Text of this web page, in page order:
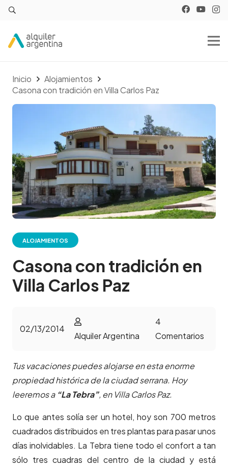
Inicio
Alojamientos
Casona con tradición en Villa Carlos Paz
ALOJAMIENTOS
Casona con tradición en
Villa Carlos Paz
02/13/2014
Alquiler Argentina
4
Comentarios
Tus vacaciones puedes alojarse en esta enorme
propiedad histórica de la ciudad serrana. Hoy
leeremos a “La Tebra”, en Villa Carlos Paz.
Lo que antes solía ser un hotel, hoy son 700 metros
cuadrados distribuidos en tres plantas para pasar unos
días inolvidables. La Tebra tiene todo el confort a tan
sólo tres cuadras del centro de la ciudad y está